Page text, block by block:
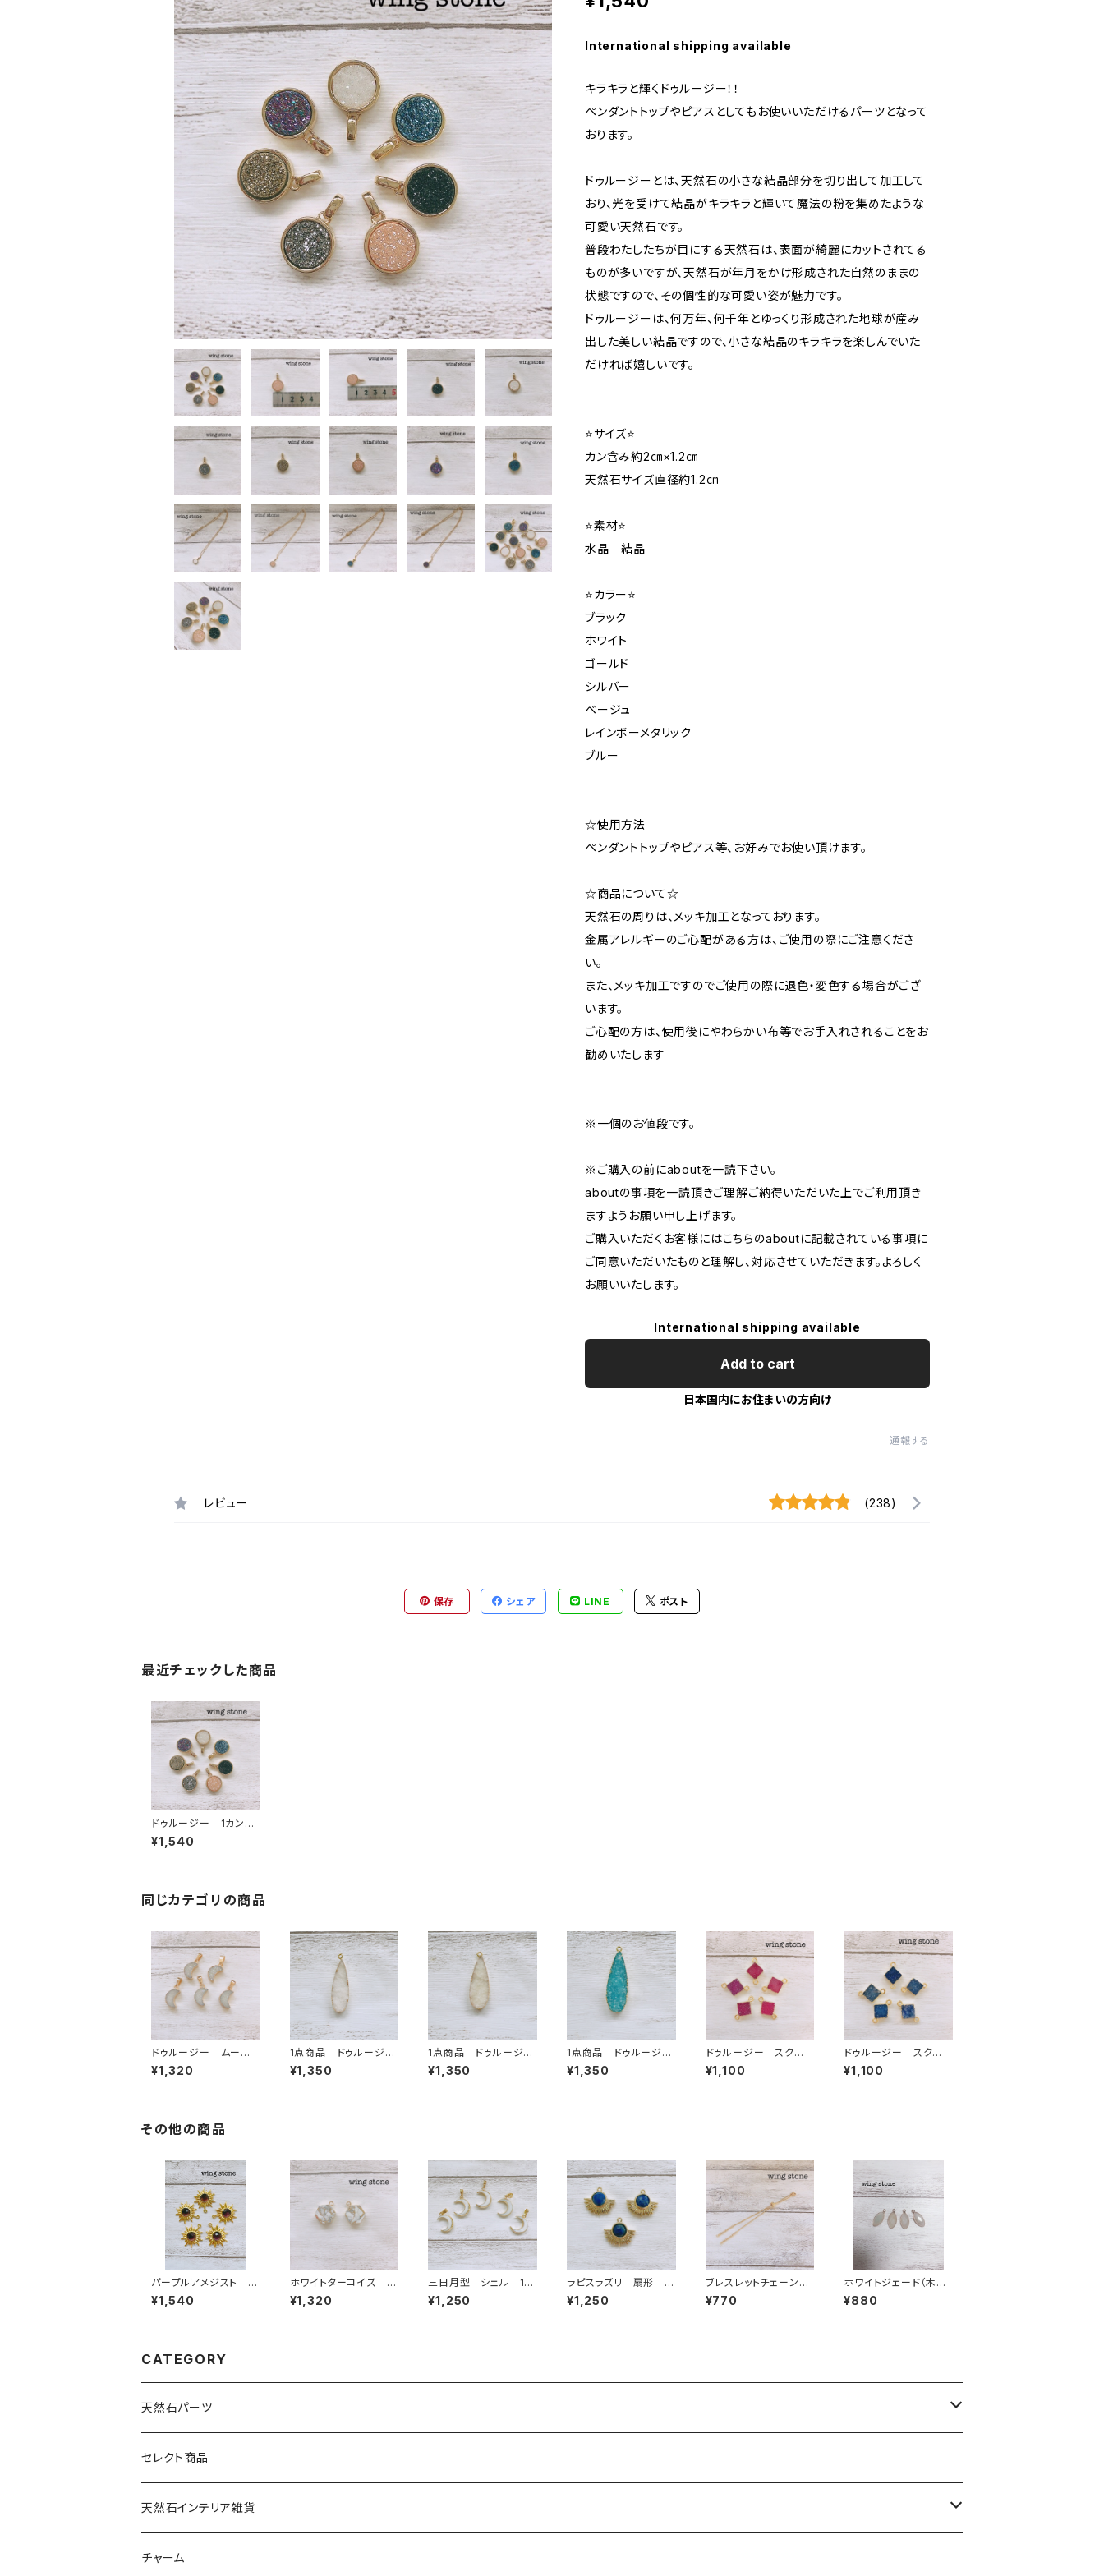
International shipping available
キラキラと輝くドゥルージー！！
ペンダントトップやピアスとしてもお使いいただけるパーツとなって
おります。
ドゥルージーとは、天然石の小さな結晶部分を切り出して加工して
おり、光を受けて結晶がキラキラと輝いて魔法の粉を集めたような
可愛い天然石です。
普段わたしたちが目にする天然石は、表面が綺麗にカットされてる
ものが多いですが、天然石が年月をかけ形成された自然のままの
状態ですので、その個性的な可愛い姿が魅力です。
ドゥルージーは、何万年、何千年とゆっくり形成された地球が産み
出した美しい結晶ですので、小さな結晶のキラキラを楽しんでいた
だければ嬉しいです。
⭐サイズ⭐
カン含み約2㎝×1.2㎝
天然石サイズ直径約1.2㎝
⭐素材⭐
水晶 結晶
⭐カラー⭐
ブラック
ホワイト
ゴールド
シルバー
ベージュ
レインボーメタリック
ブルー
☆使用方法
ペンダントトップやピアス等、お好みでお使い頂けます。
☆商品について☆
天然石の周りは、メッキ加工となっております。
金属アレルギーのご心配がある方は、ご使用の際にご注意くださ
い。
また、メッキ加工ですのでご使用の際に退色・変色する場合がござ
います。
ご心配の方は、使用後にやわらかい布等でお手入れされることをお
勧めいたします
※一個のお値段です。
※ご購入の前にaboutを一読下さい。
aboutの事項を一読頂きご理解ご納得いただいた上でご利用頂き
ますようお願い申し上げます。
ご購入いただくお客様にはこちらのaboutに記載されている事項に
ご同意いただいたものと理解し、対応させていただきます。よろしく
お願いいたします。
International shipping available
Add to cart
日本国内にお住まいの方向け
通報する
レビュー (238)
保存 シェア LINE ポスト
最近チェックした商品
ドゥルージー 1カン
全7種類
¥1,540
同じカテゴリの商品
ドゥルージー ムーン
型 1カン ホワイト
¥1,320
1点商品 ドゥルージ
ー ホワイト ①
¥1,350
1点商品 ドゥルージ
ー ホワイト③
¥1,350
1点商品 ドゥルージ
ー アクアカラー ③
¥1,350
ドゥルージー スクエ
ア型 レッド 2カン
¥1,100
ドゥルージー スクエ
ア型 ブルー 2カン
¥1,100
その他の商品
パープルアメジスト S
UN 1カン
¥1,540
ホワイトターコイズ ヘ
キサゴン型 1カン
¥1,320
三日月型 シェル 1カ
ン
¥1,250
ラピスラズリ 扇形 1
カン
¥1,250
ブレスレットチェーン
ストーン付き ゴールド
¥770
ホワイトジェード（木の
葉型）１カン
¥880
CATEGORY
天然石パーツ
天然石
ドゥルージー
ソーラークォーツ
セレクト商品
天然石インテリア雑貨
天然石スライスコースター
チャーム